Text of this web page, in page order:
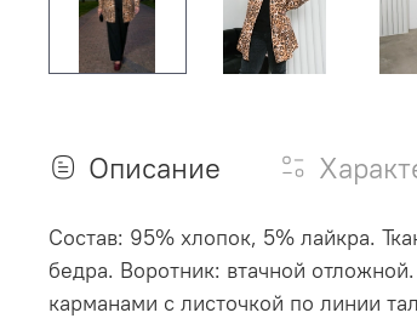
Описание
Состав: 95% хлопок, 5% лайкра.
бедра. Воротник: втачной
карманами с листочкой по линии